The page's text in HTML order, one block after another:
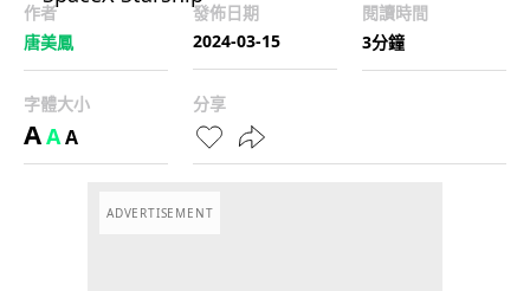
作者
唐美鳳
發佈日期
2024-03-15
閱讀時間
3分鐘
字體大小
AAA
分享
ADVERTISEMENT